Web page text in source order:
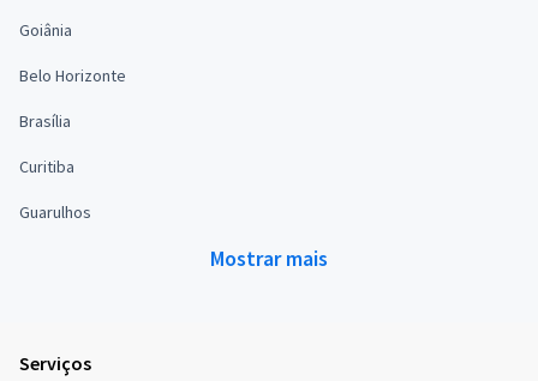
Goiânia
Belo Horizonte
Brasília
Curitiba
Guarulhos
Mostrar mais
Serviços